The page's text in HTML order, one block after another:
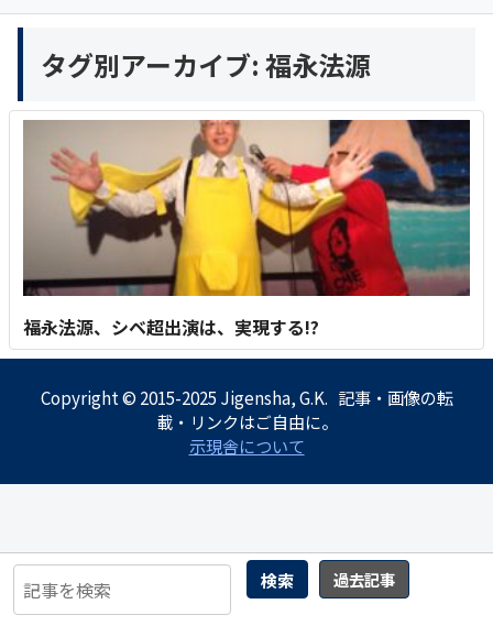
検索 過去記事
タグ別アーカイブ: 福永法源
福永法源、シベ超出演は、実現する!?
Copyright © 2015-2025 Jigensha, G.K. 記事・画像の転
載・リンクはご自由に。
示現舎について